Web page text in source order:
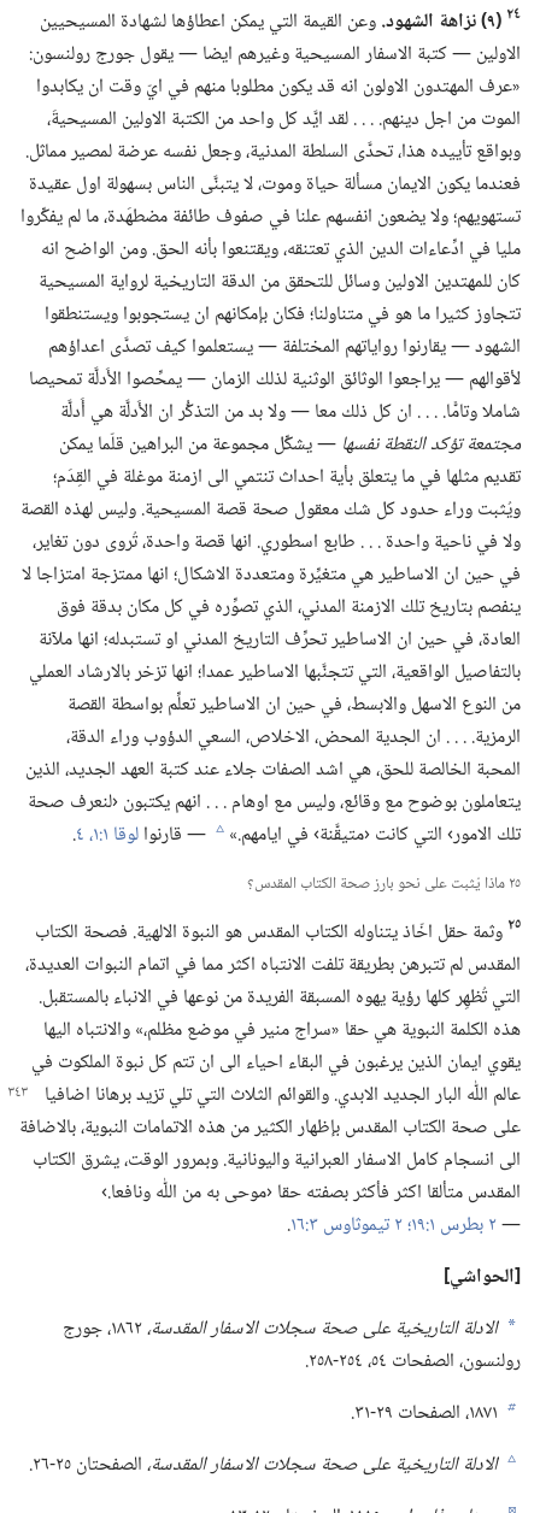
٢٤ ‏(‏٩)‏ نزاهة الشهود.‏
وعن القيمة التي يمكن اعطاؤها لشهادة المسيحيين
الاولين —‏ كتبة الاسفار المسيحية وغيرهم ايضا —‏ يقول جورج رولنسون:‏
«عرف المهتدون الاولون انه قد يكون مطلوبا منهم في ايّ وقت ان يكابدوا
الموت من اجل دينهم.‏ .‏ .‏ .‏ لقد ايَّد كل واحد من الكتبة الاولين المسيحيةَ،‏
وبواقع تأييده هذا،‏ تحدَّى السلطة المدنية،‏ وجعل نفسه عرضة لمصير مماثل.‏
فعندما يكون الايمان مسألة حياة وموت،‏ لا يتبنَّى الناس بسهولة اول عقيدة
تستهويهم؛‏ ولا يضعون انفسهم علنا في صفوف طائفة مضطهَدة،‏ ما لم يفكِّروا
مليا في ادِّعاءات الدين الذي تعتنقه،‏ ويقتنعوا بأنه الحق.‏ ومن الواضح انه
كان للمهتدين الاولين وسائل للتحقق من الدقة التاريخية لرواية المسيحية
تتجاوز كثيرا ما هو في متناولنا؛‏ فكان بإمكانهم ان يستجوبوا ويستنطقوا
الشهود —‏ يقارنوا رواياتهم المختلفة —‏ يستعلموا كيف تصدَّى اعداؤهم
لأقوالهم —‏ يراجعوا الوثائق الوثنية لذلك الزمان —‏ يمحِّصوا الأَدلَّة تمحيصا
شاملا وتامًّا.‏ .‏ .‏ .‏ ان كل ذلك معا —‏ ولا بد من التذكُّر ان الأَدلَّة هي أَدلَّة
مجتمعة تؤكد النقطة نفسها —‏ يشكِّل مجموعة من البراهين قلّما يمكن
تقديم مثلها في ما يتعلق بأية احداث تنتمي الى ازمنة موغلة في القِدَم؛‏
ويُثبت وراء حدود كل شك معقول صحة قصة المسيحية.‏ وليس لهذه القصة
ولا في ناحية واحدة .‏ .‏ .‏ طابع اسطوري.‏ انها قصة واحدة،‏ تُروى دون تغاير،‏
في حين ان الاساطير هي متغيِّرة ومتعددة الاشكال؛‏ انها ممتزجة امتزاجا لا
ينفصم بتاريخ تلك الازمنة المدني،‏ الذي تصوِّره في كل مكان بدقة فوق
العادة،‏ في حين ان الاساطير تحرِّف التاريخ المدني او تستبدله؛‏ انها ملآنة
بالتفاصيل الواقعية،‏ التي تتجنَّبها الاساطير عمدا؛‏ انها تزخر بالارشاد العملي
من النوع الاسهل والابسط،‏ في حين ان الاساطير تعلِّم بواسطة القصة
الرمزية.‏ .‏ .‏ .‏ ان الجدية المحض،‏ الاخلاص،‏ السعي الدؤوب وراء الدقة،‏
المحبة الخالصة للحق،‏ هي اشد الصفات جلاء عند كتبة العهد الجديد،‏ الذين
يتعاملون بوضوح مع وقائع،‏ وليس مع اوهام .‏ .‏ .‏ انهم يكتبون ‹لنعرف صحة
تلك الامور› التي كانت ‹متيقَّنة› في ايامهم.‏»‏ c —‏ قارنوالوقا ١:‏​١،‏ ‏.‏
٢٥ ماذا يُثبت على نحو بارز صحة الكتاب المقدس؟‏
٢٥ وثمة حقل اخّاذ يتناوله الكتاب المقدس هو النبوة الالهية.‏ فصحة الكتاب
المقدس لم تتبرهن بطريقة تلفت الانتباه اكثر مما في اتمام النبوات العديدة،‏
التي تُظهِر كلها رؤية يهوه المسبقة الفريدة من نوعها في الانباء بالمستقبل.‏
هذه الكلمة النبوية هي حقا «سراج منير في موضع مظلم،‏» والانتباه اليها
يقوي ايمان الذين يرغبون في البقاء احياء الى ان تتم كل نبوة الملكوت في
عالم اللّٰه البار الجديد الابدي.‏ والقوائم الثلاث التي تلي تزيد برهانا اضافيا
على صحة الكتاب المقدس بإظهار الكثير من هذه الاتمامات النبوية،‏ بالاضافة
الى انسجام كامل الاسفار العبرانية واليونانية.‏ وبمرور الوقت،‏ يشرق الكتاب
المقدس متألقا اكثر فأكثر بصفته حقا ‹موحى به من اللّٰه ونافعا.‏›
—‏٢ بطرس ١:‏١٩؛‏
‏.‏
‏[الحواشي]‏
a الادلة التاريخية على صحة سجلات الاسفار المقدسة،‏
١٨٦٢،‏ جورج
رولنسون،‏ الصفحات ٥٤،‏ ٢٥٤-‏٢٥٨.‏
b
c الادلة التاريخية على صحة سجلات الاسفار المقدسة،‏الصفحتان ٢٥-‏٢٦.‏